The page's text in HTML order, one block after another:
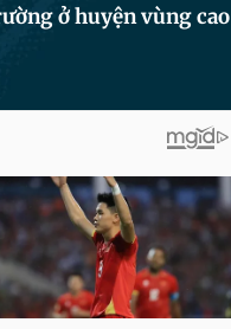
ở huyện vùng cao